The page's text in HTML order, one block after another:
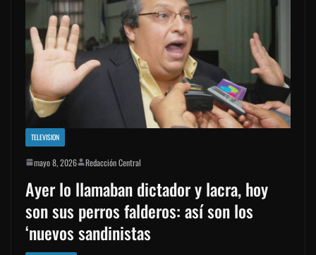
TELEVISION
mayo 8, 2026 Redacción Central
Ayer lo llamaban dictador y lacra, hoy
son sus perros falderos: así son los
‘nuevos sandinistas